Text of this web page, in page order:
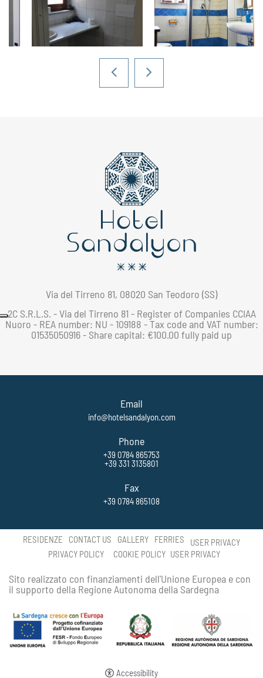
Via del Tirreno 81, 08020 San Teodoro (SS)
2C S.R.L.S. - Via del Tirreno 81 - Register of Companies CCIAA
Nuoro - REA number: NU - 109188 - Tax code and VAT number:
01535050916 - Share capital: €100.00 fully paid up
Email
info@hotelsandalyon.com
Phone
+39 0784 865753
+39 331 3135801
Fax
+39 0784 865108
RESIDENZE CONTACT US GALLERY FERRIES
USER PRIVACY
PRIVACY POLICY
COOKIE POLICY USER PRIVACY
Sito realizzato con finanziamenti dell'Unione Europea e con
il supporto della Regione Autonoma della Sardegna
Accessibility